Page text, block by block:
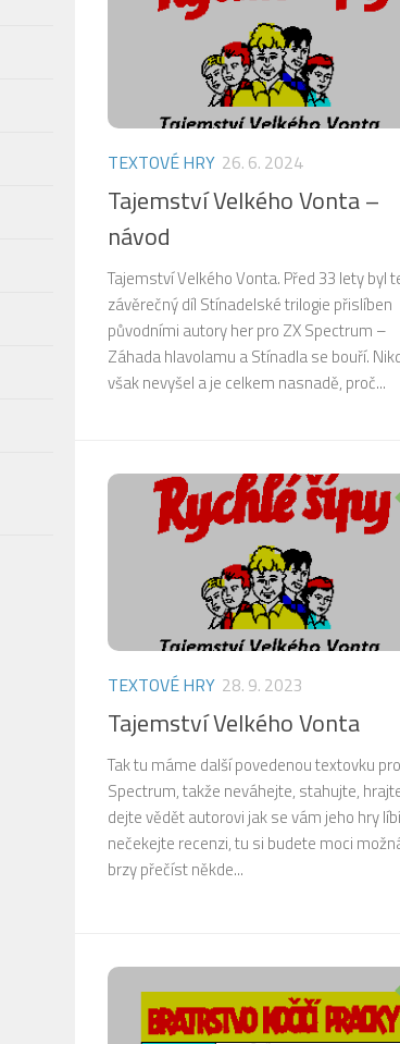
TEXTOVÉ HRY 26. 6. 2024
Tajemství Velkého Vonta –
návod
Tajemství Velkého Vonta. Před 33 lety byl
závěrečný díl Stínadelské trilogie přislíben
původními autory her pro ZX Spectrum –
Záhada hlavolamu a Stínadla se bouří.
však nevyšel a je celkem nasnadě, proč...
TEXTOVÉ HRY 28. 9. 2023
Tajemství Velkého Vonta
Tak tu máme další povedenou textovku
Spectrum, takže neváhejte, stahujte,
dejte vědět autorovi jak se vám jeho hry
nečekejte recenzi, tu si budete moci
brzy přečíst někde...